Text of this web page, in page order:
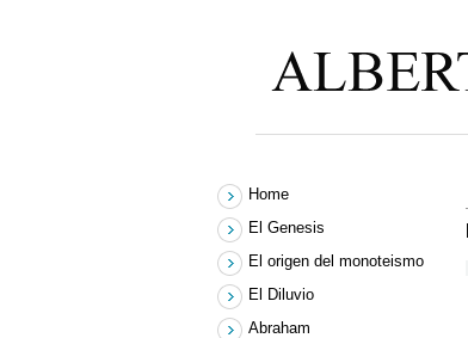
Home
El Genesis
El origen del monoteismo
El Diluvio
Abraham